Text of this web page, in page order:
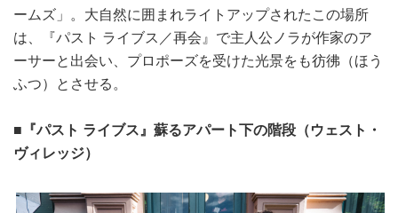
ームズ」。大自然に囲まれライトアップされたこの場所
は、『パスト ライブス／再会』で主人公ノラが作家のア
ーサーと出会い、プロポーズを受けた光景をも彷彿（ほう
ふつ）とさせる。
■『パスト ライブス』蘇るアパート下の階段（ウェスト・
ヴィレッジ）